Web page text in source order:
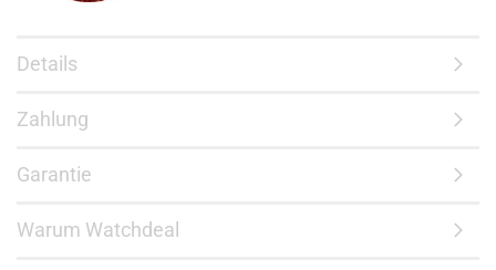
Details
Zahlung
Garantie
Warum Watchdeal